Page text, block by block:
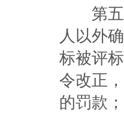
第五
人以外
标被评
令改正
的罚款